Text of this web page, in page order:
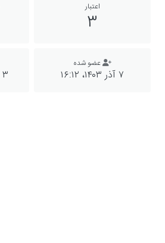
اعتبار
3
عضو شده
۷ آذر ۱۴۰۳،‏ ۱۶:۱۲ ۳ خرداد ۱۴۰۵،‏ ۲۱:۲۲